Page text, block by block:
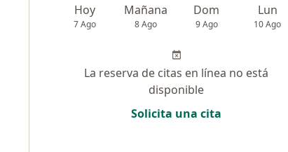
Hoy
7 Ago
Mañana
8 Ago
Dom
9 Ago
Lun
10 Ago
La reserva de citas en línea no está
disponible
Solicita una cita